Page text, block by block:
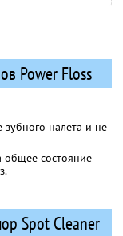
Power Floss
зубного налета и не
общее состояние
Spot Cleaner